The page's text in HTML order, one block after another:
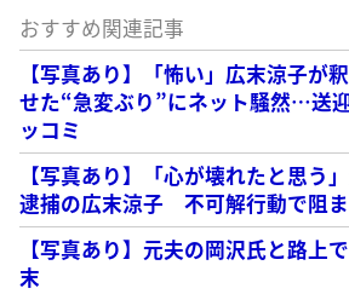
おすすめ関連記事
【写真あり】「怖い」広末涼子が
せた“急変ぶり”にネット騒然…送
ッコミ
【写真あり】「心が壊れたと思う
逮捕の広末涼子 不可解行動で阻
【写真あり】元夫の岡沢氏と路上
末